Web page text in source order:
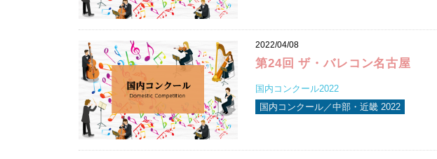
2022/04/08
第24回 ザ・バレコン名古屋
国内コンクール2022
国内コンクール／中部・近畿 2022